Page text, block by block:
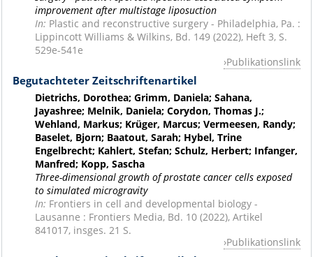
improvement after multistage liposuction
In: Plastic and reconstructive surgery - Philadelphia, Pa. :
Lippincott Williams & Wilkins, Bd. 149 (2022), Heft 3, S.
529e-541e
Publikationslink
Begutachteter Zeitschriftenartikel
Dietrichs, Dorothea; Grimm, Daniela; Sahana,
Jayashree; Melnik, Daniela; Corydon, Thomas J.;
Wehland, Markus; Krüger, Marcus; Vermeesen, Randy;
Baselet, Bjorn; Baatout, Sarah; Hybel, Trine
Engelbrecht; Kahlert, Stefan; Schulz, Herbert; Infanger,
Manfred; Kopp, Sascha
Three-dimensional growth of prostate cancer cells exposed
to simulated microgravity
In: Frontiers in cell and developmental biology -
Lausanne : Frontiers Media, Bd. 10 (2022), Artikel
841017, insges. 21 S.
Publikationslink